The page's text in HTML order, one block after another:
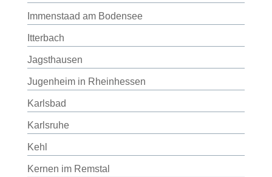
Immenstaad am Bodensee
Itterbach
Jagsthausen
Jugenheim in Rheinhessen
Karlsbad
Karlsruhe
Kehl
Kernen im Remstal